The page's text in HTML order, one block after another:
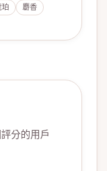
珀 麝香
分的用戶